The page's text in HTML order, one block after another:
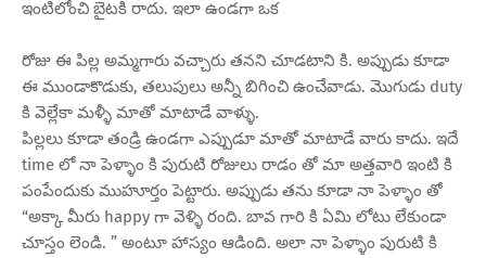
ఇంటిలోంచి బైటకి రాదు. ఇలా ఉండగా ఒక
రోజు ఈ పిల్ల అమ్మగారు వచ్చారు తనని చూడటాని కి. అప్పుడు కూడా
ఈ ముండాకొడుకు, తలుపులు అన్నీ బిగించి ఉంచేవాడు. మొగుడు duty
కి వెల్లేకా మళ్ళీ మాతో మాటాడే వాళ్ళు.
పిల్లలు కూడా తండ్రి ఉండగా ఎప్పుడూ మాతో మాటాడే వారు కాదు. ఇదే
time లో నా పెళ్ళాం కి పురుటి రోజులు రాడం తో మా అత్తవారి ఇంటి కి
పంపేందుకు ముహూర్తం పెట్టారు. అప్పుడు తను కూడా నా పెళ్ళాం తో
“అక్కా మీరు happy గా వెళ్ళి రంది. బావ గారి కి ఏమి లోటు లేకుండా
చూస్తం లెండి. ” అంటూ హాస్యం ఆడింది. అలా నా పెళ్ళాం పురుటి కి